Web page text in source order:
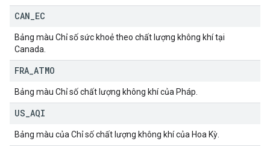
CAN EC
Bảng màu Chỉ số sức khoẻ theo chất lượng không khí tại
Canada.
FRA ATMO
Bảng màu Chỉ số chất lượng không khí của Pháp.
US AQI
Bảng màu của Chỉ số chất lượng không khí của Hoa Kỳ.